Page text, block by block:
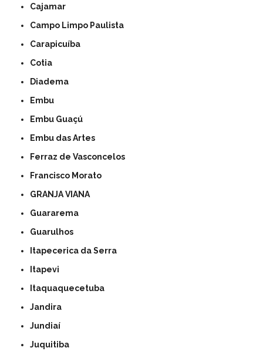
Cajamar
Campo Limpo Paulista
Carapicuíba
Cotia
Diadema
Embu
Embu Guaçú
Embu das Artes
Ferraz de Vasconcelos
Francisco Morato
GRANJA VIANA
Guararema
Guarulhos
Itapecerica da Serra
Itapevi
Itaquaquecetuba
Jandira
Jundiaí
Juquitiba